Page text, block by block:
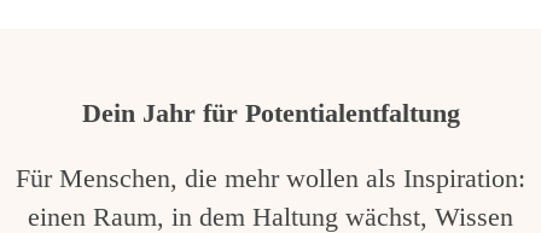
Dein Jahr für Potentialentfaltung
Für Menschen, die mehr wollen als Inspiration:
einen Raum, in dem Haltung wächst, Wissen